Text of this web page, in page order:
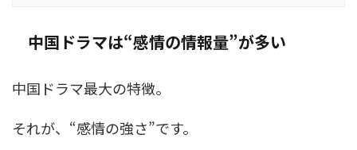
中国ドラマは“感情の情報量”が多い
中国ドラマ最大の特徴。
それが、“感情の強さ”です。